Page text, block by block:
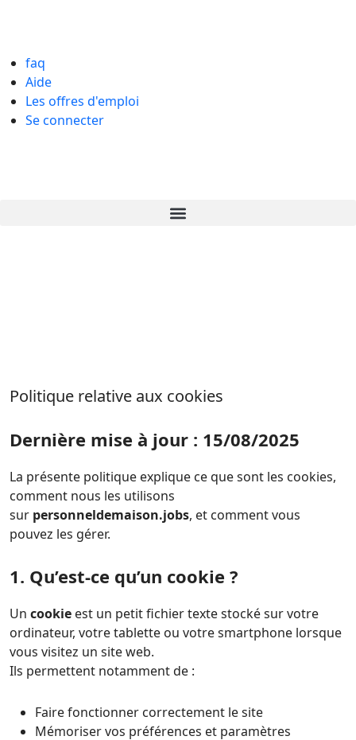
faq
Aide
Les offres d'emploi
Se connecter
Politique relative aux cookies
Dernière mise à jour : 15/08/2025
La présente politique explique ce que sont les cookies,
comment nous les utilisons
sur personneldemaison.jobs, et comment vous
pouvez les gérer.
1. Qu’est-ce qu’un cookie ?
Un cookie est un petit fichier texte stocké sur votre
ordinateur, votre tablette ou votre smartphone lorsque
vous visitez un site web.
Ils permettent notamment de :
Faire fonctionner correctement le site
Mémoriser vos préférences et paramètres